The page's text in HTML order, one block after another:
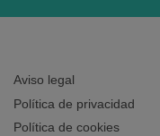
Aviso legal
Política de privacidad
Política de cookies